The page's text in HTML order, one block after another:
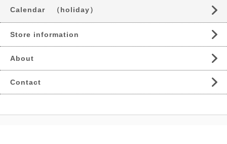
Calendar （holiday）
Store information
About
Contact